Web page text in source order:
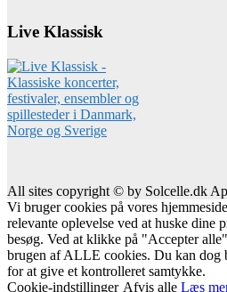
Live Klassisk
All sites copyright © by Solcelle.dk
Vi bruger cookies på vores
relevante oplevelse ved at huske dine
besøg. Ved at klikke på "Accepter
brugen af ALLE cookies. Du kan dog
for at give et kontrolleret samtykke.
Cookie-indstillinger Afvis alle Læs